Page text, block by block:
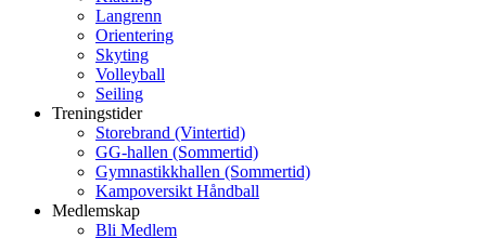
Langrenn
Orientering
Skyting
Volleyball
Seiling
Treningstider
Storebrand (Vintertid)
GG-hallen (Sommertid)
Gymnastikkhallen (Sommertid)
Kampoversikt Håndball
Medlemskap
Bli Medlem